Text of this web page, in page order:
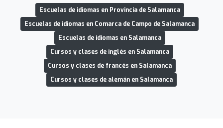
Escuelas de idiomas en Provincia de Salamanca
Escuelas de idiomas en Comarca de Campo de Salamanca
Escuelas de idiomas en Salamanca
Cursos y clases de inglés en Salamanca
Cursos y clases de francés en Salamanca
Cursos y clases de alemán en Salamanca